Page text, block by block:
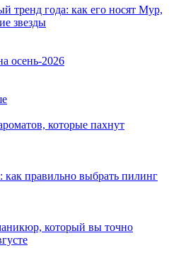
тренд года: как его носят Мур,
звезды
осень-2026
которые пахнут
как правильно выбрать пилинг
который вы точно